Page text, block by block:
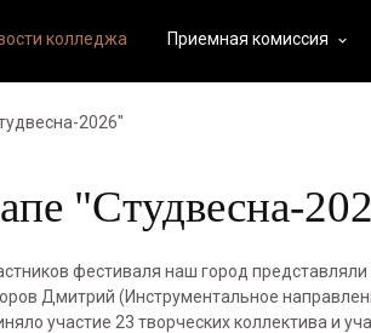
колледжа Приемная комиссия keyboard_arrow_down
2026"
"Студвесна-
фестиваля наш город
Дмитрий (Инструментальное
участие 23 творческих коллектива и